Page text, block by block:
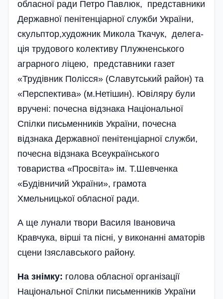
обласної ради Петро Павлюк, представники
Державної пенітенціарної служби України,
скульптор,художник Микола Ткачук, делега­
ція трудового колективу Плужненського
аграрного ліцею, представники газет
«Трудівник Полісся» (Славутський район­) та
«Перспектива» (м.Нетішин). Ювіляру були
вручені: почесна відзнака Національної
Спілки письменників України, почесна
відзнака Державної пенітенціарної служби,
почесна відзнака Всеукраїнського
товариства «Просвіта» ім. Т.Шевченка
«Будівничий України», грамота
Хмельницької обласної ради.
А ще лунали твори Василя Івановича
Кравчука, вірші та пісні, у виконанні аматорів
сцени Ізяславського району.
На знімку: голова обласної організа­ції
Національної Спілки письменників України